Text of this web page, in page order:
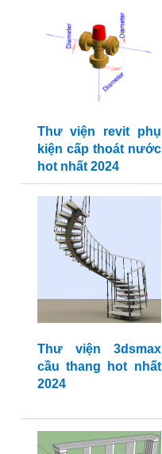
Thư viện revit phụ
kiện cấp thoát nước
hot nhất 2024
Thư viện 3dsmax
cầu thang hot nhất
2024